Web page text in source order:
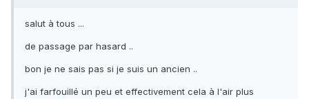
salut à tous ...
de passage par hasard ..
bon je ne sais pas si je suis un ancien ..
j'ai farfouillé un peu et effectivement cela à l'air plus